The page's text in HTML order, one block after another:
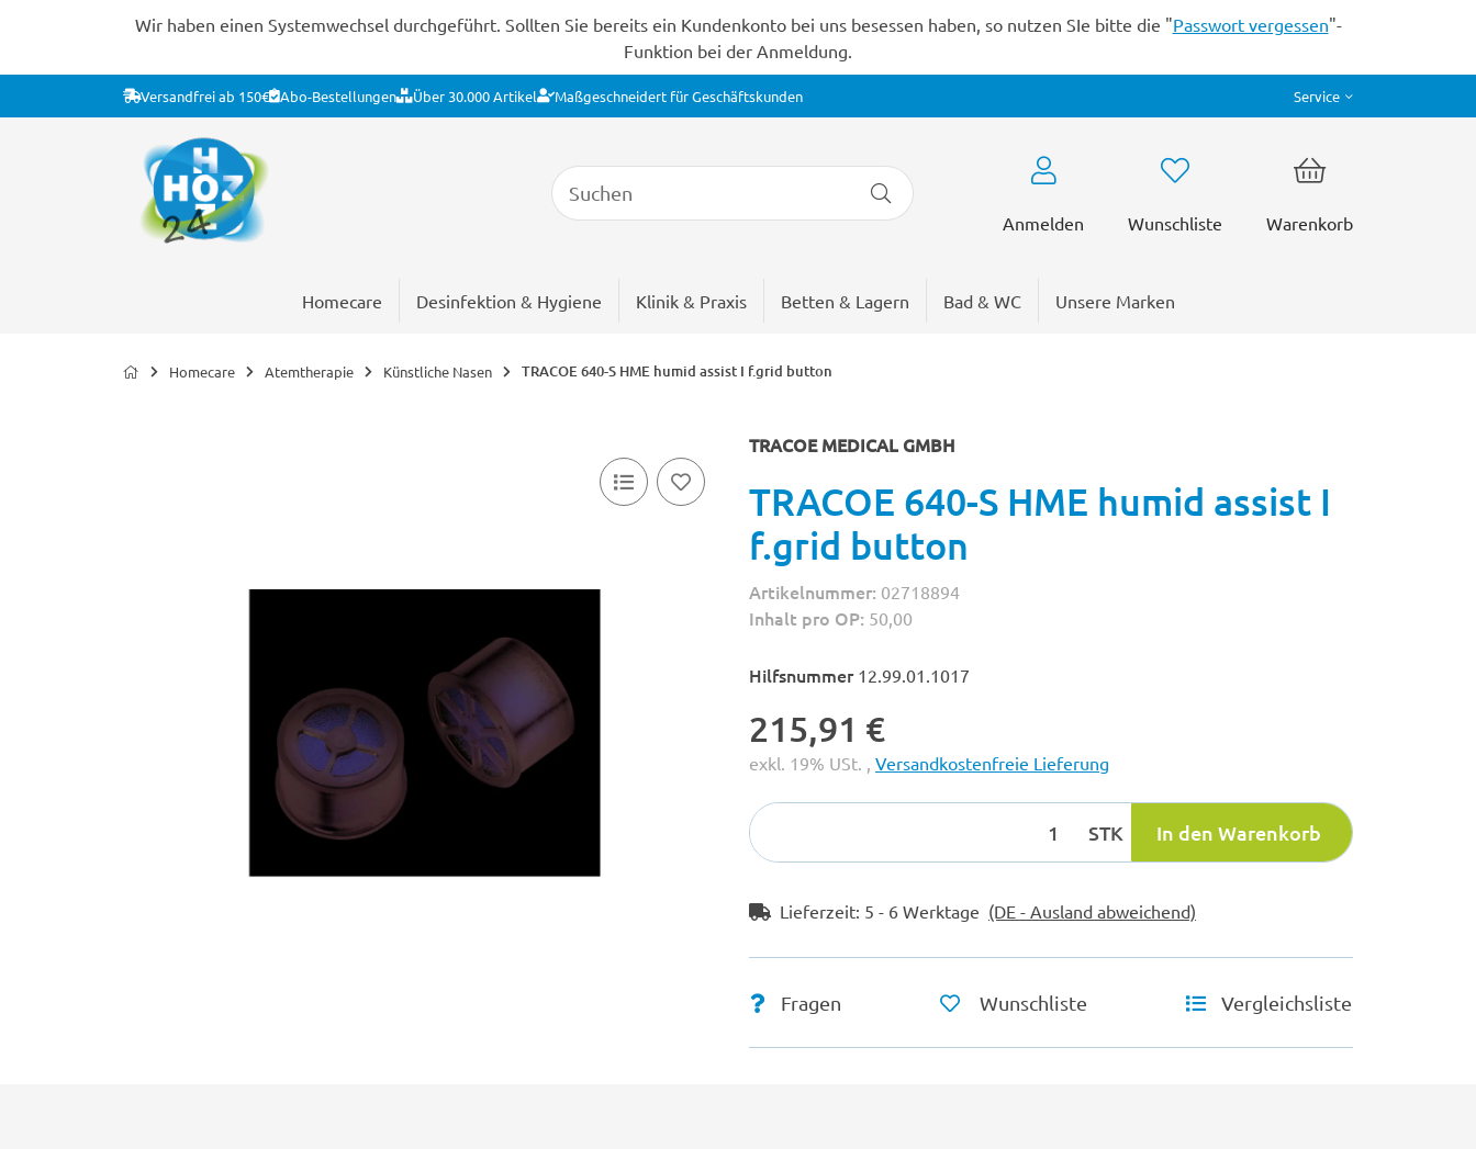
Wir haben einen Systemwechsel durchgeführt. Sollten Sie bereits ein Kundenkonto bei uns besessen haben, so nutzen SIe bitte die "Passwort vergessen"-
Funktion bei der Anmeldung.
Versandfrei ab 150€ Abo-Bestellungen Über 30.000 Artikel Maßgeschneidert für Geschäftskunden Service
Anmelden Wunschliste Warenkorb
Homecare Desinfektion & Hygiene Klinik & Praxis Betten & Lagern Bad & WC Unsere Marken
Homecare Atemtherapie Künstliche Nasen TRACOE 640-S HME humid assist I f.grid button
TRACOE MEDICAL GMBH
TRACOE 640-S HME humid assist I
f.grid button
Artikelnummer: 02718894
Inhalt pro OP: 50,00
Hilfsnummer 12.99.01.1017
215,91 €
exkl. 19% USt. , Versandkostenfreie Lieferung
STK In den Warenkorb
Lieferzeit: 5 - 6 Werktage (DE - Ausland abweichend)
Fragen Wunschliste Vergleichsliste